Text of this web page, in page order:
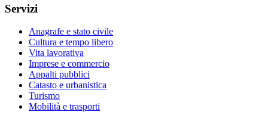
Servizi
Anagrafe e stato civile
Cultura e tempo libero
Vita lavorativa
Imprese e commercio
Appalti pubblici
Catasto e urbanistica
Turismo
Mobilità e trasporti